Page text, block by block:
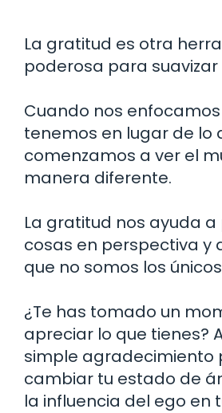
La gratitud es otra
poderosa para suavizar
Cuando nos
tenemos en lugar de lo
comenzamos a ver el
manera diferente.
La gratitud nos ayuda a
cosas en perspectiva y
que no somos los
¿Te has tomado un
apreciar lo que tienes?
simple agradecimiento
cambiar tu estado de
la influencia del ego en